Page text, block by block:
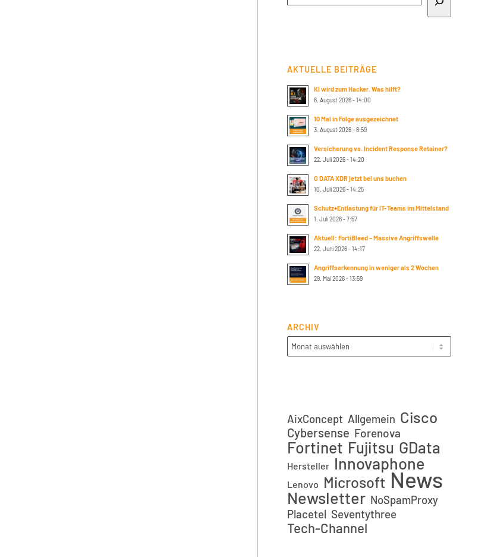
AKTUELLE BEITRÄGE
KI wird zum Hacker. Was hilft?
6. August 2026 - 14:00
10 Mal in Folge ausgezeichnet
3. August 2026 - 8:59
Versicherung vs. Incident Response Retainer?
22. Juli 2026 - 14:20
G DATA XDR jetzt bei uns buchen
10. Juli 2026 - 14:25
Schutz+Entlastung für IT-Teams im Mittelstand
1. Juli 2026 - 7:57
Aktuell: FortiBleed – Massive Angriffswelle
22. Juni 2026 - 14:17
Angriffserkennung in weniger als 2 Wochen
29. Mai 2026 - 13:59
ARCHIV
AixConcept Allgemein Cisco
Cybersense Forenova
Fortinet Fujitsu GData
Hersteller Innovaphone
Lenovo Microsoft News
Newsletter NoSpamProxy
Placetel Seventythree
Tech-Channel